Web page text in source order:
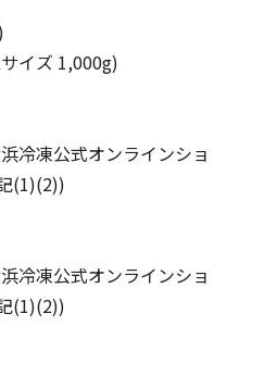
イズ 1,000g)
凍公式オンラインショ
凍公式オンラインショ